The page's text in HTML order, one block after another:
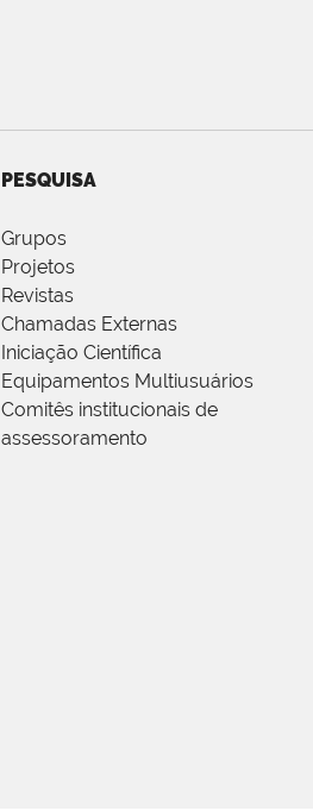
PESQUISA
Grupos
Projetos
Revistas
Chamadas Externas
Iniciação Científica
Equipamentos Multiusuários
Comitês institucionais de
assessoramento